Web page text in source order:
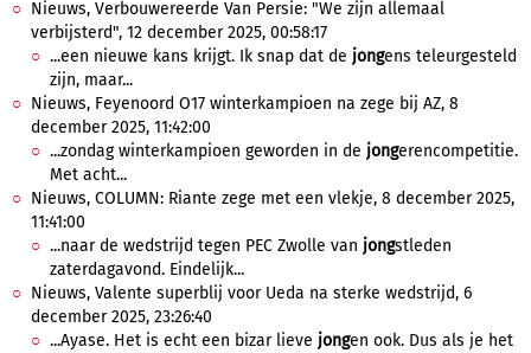
Nieuws, Verbouwereerde Van Persie: "We zijn allemaal
verbijsterd", 12 december 2025, 00:58:17
...een nieuwe kans krijgt. Ik snap dat de jongens teleurgesteld
zijn, maar...
Nieuws, Feyenoord O17 winterkampioen na zege bij AZ, 8
december 2025, 11:42:00
...zondag winterkampioen geworden in de jongerencompetitie.
Met acht...
Nieuws, COLUMN: Riante zege met een vlekje, 8 december 2025,
11:41:00
...naar de wedstrijd tegen PEC Zwolle van jongstleden
zaterdagavond. Eindelijk...
Nieuws, Valente superblij voor Ueda na sterke wedstrijd, 6
december 2025, 23:26:40
...Ayase. Het is echt een bizar lieve jongen ook. Dus als je het